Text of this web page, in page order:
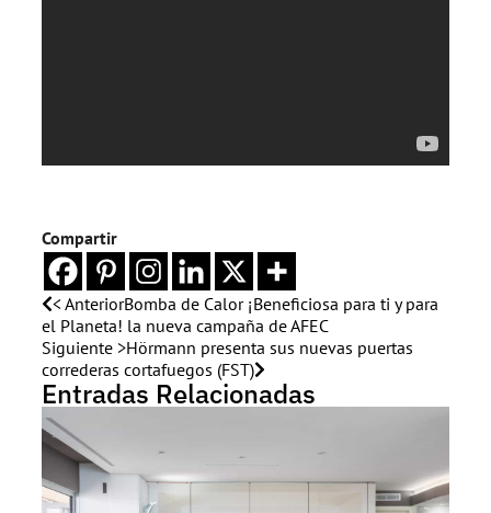
Compartir
< AnteriorBomba de Calor ¡Beneficiosa para ti y para
el Planeta! la nueva campaña de AFEC
Siguiente >Hörmann presenta sus nuevas puertas
correderas cortafuegos (FST)
Entradas Relacionadas